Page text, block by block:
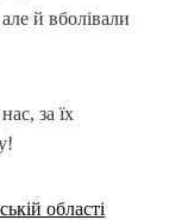
й вболівали
за їх
області